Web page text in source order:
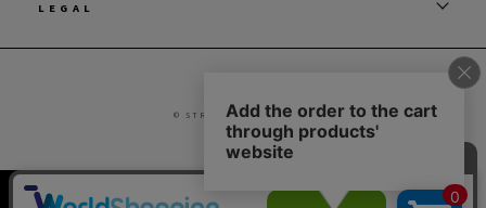
LEGAL
© STRASBURGO CO., LTD.